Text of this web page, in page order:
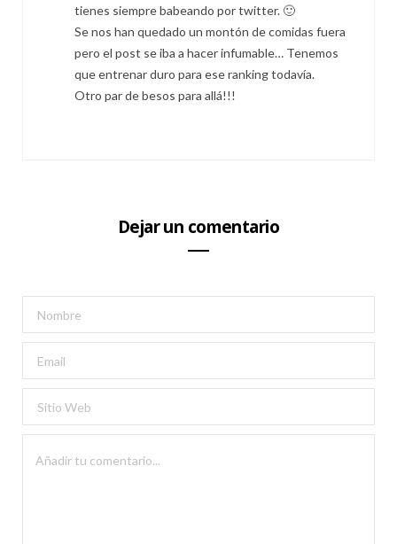
tienes siempre babeando por twitter. 🙂
Se nos han quedado un montón de comidas fuera
pero el post se iba a hacer infumable… Tenemos
que entrenar duro para ese ranking todavía.
Otro par de besos para allá!!!
Dejar un comentario